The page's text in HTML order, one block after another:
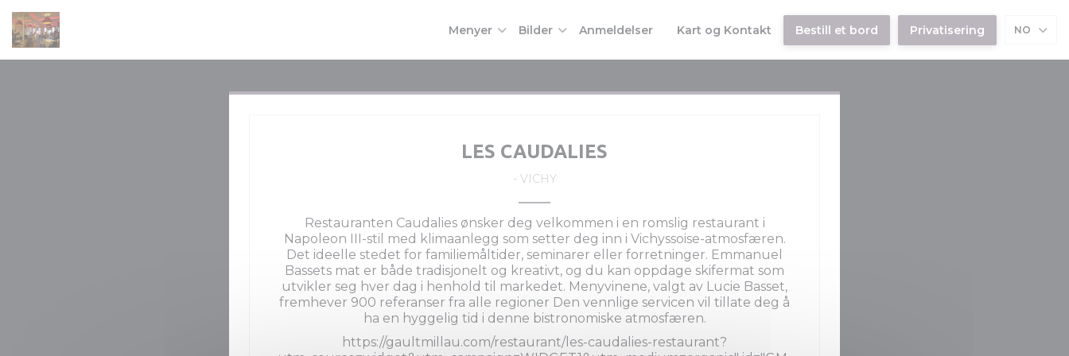
Menyer Bilder Anmeldelser ((åpner i et nytt vindu))
Kart og Kontakt Bestill et bord Privatisering NO
LES CAUDALIES
- VICHY
Restauranten Caudalies ønsker deg velkommen i en romslig restaurant i
Napoleon III-stil med klimaanlegg som setter deg inn i Vichyssoise-atmosfæren.
Det ideelle stedet for familiemåltider, seminarer eller forretninger. Emmanuel
Bassets mat er både tradisjonelt og kreativt, og du kan oppdage skifermat som
utvikler seg hver dag i henhold til markedet. Menyvinene, valgt av Lucie Basset,
fremhever 900 referanser fra alle regioner Den vennlige servicen vil tillate deg å
ha en hyggelig tid i denne bistronomiske atmosfæren.
https://gaultmillau.com/restaurant/les-caudalies-restaurant?